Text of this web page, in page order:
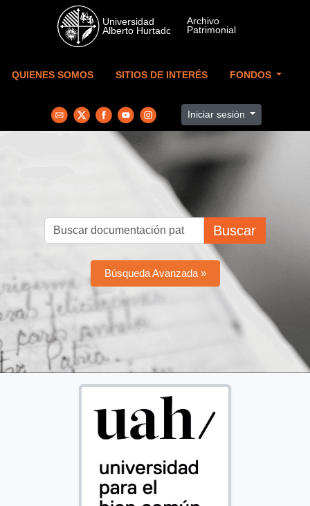
Skip to main content
QUIENES SOMOS SITIOS DE INTERÉS FONDOS
Iniciar sesión
Buscar
Búsqueda Avanzada »